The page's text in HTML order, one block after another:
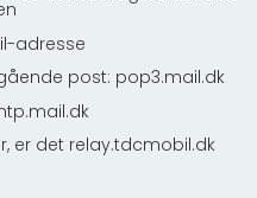
adresse
post: pop3.mail.dk
er det relay.tdcmobil.dk